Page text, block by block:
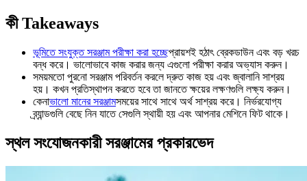
কী Takeaways
ভূমিতে সংযুক্ত সরঞ্জাম পরীক্ষা করা হচ্ছেপ্রায়শই হঠাৎ ব্রেকডাউন এবং বড় খরচ
বন্ধ করে। ভালোভাবে কাজ করার জন্য এগুলো পরীক্ষা করার অভ্যাস করুন।
সময়মতো পুরনো সরঞ্জাম পরিবর্তন করলে দ্রুত কাজ হয় এবং জ্বালানি সাশ্রয়
হয়। কখন প্রতিস্থাপন করতে হবে তা জানতে ক্ষয়ের লক্ষণগুলি লক্ষ্য করুন।
কেনাভালো মানের সরঞ্জামসময়ের সাথে সাথে অর্থ সাশ্রয় করে। নির্ভরযোগ্য
ব্র্যান্ডগুলি বেছে নিন যাতে সেগুলি স্থায়ী হয় এবং আপনার মেশিনে ফিট থাকে।
স্থল সংযোজনকারী সরঞ্জামের প্রকারভেদ